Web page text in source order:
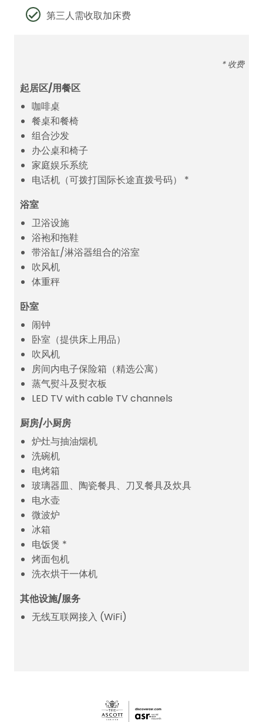
第三人需收取加床费
* 收费
起居区/用餐区
咖啡桌
餐桌和餐椅
组合沙发
办公桌和椅子
家庭娱乐系统
电话机（可拨打国际长途直拨号码） *
浴室
卫浴设施
浴袍和拖鞋
带浴缸/淋浴器组合的浴室
吹风机
体重秤
卧室
闹钟
卧室（提供床上用品）
吹风机
房间内电子保险箱（精选公寓）
蒸气熨斗及熨衣板
LED TV with cable TV channels
厨房/小厨房
炉灶与抽油烟机
洗碗机
电烤箱
玻璃器皿、陶瓷餐具、刀叉餐具及炊具
电水壶
微波炉
冰箱
电饭煲 *
烤面包机
洗衣烘干一体机
其他设施/服务
无线互联网接入 (WiFi)